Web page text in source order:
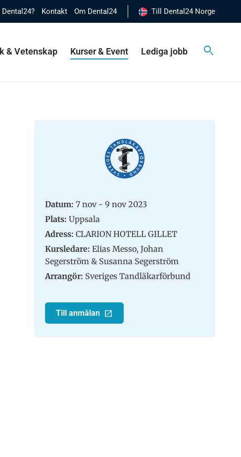
Kontakt Om Dental24 Till Dental24 Norge
& Vetenskap Kurser & Event Lediga jobb
Datum: 7 nov - 9 nov 2023
Plats: Uppsala
Adress: CLARION HOTELL GILLET
Kursledare: Elias Messo, Johan
Segerström & Susanna Segerström
Arrangör: Sveriges Tandläkarförbund
Till anmälan